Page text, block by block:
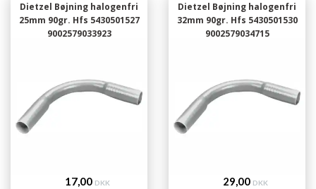
Dietzel Bøjning halogenfri
25mm 90gr. Hfs 5430501527
9002579033923
17,00 DKK
Dietzel Bøjning halogenfri
32mm 90gr. Hfs 5430501530
9002579034715
29,00 DKK